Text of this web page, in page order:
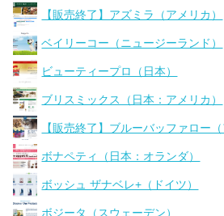
【販売終了】アズミラ（アメリカ）
ベイリーコー（ニュージーランド）
ビューティープロ（日本）
ブリスミックス（日本：アメリカ）
【販売終了】ブルーバッファロー（
ボナペティ（日本：オランダ）
ボッシュ ザナベレ+（ドイツ）
ボジータ（スウェーデン）